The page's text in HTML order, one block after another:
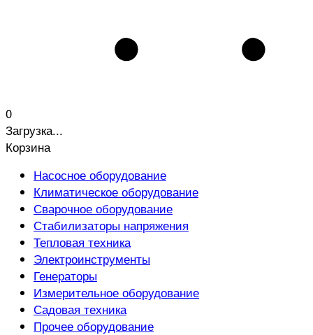
0
Загрузка...
Корзина
Насосное оборудование
Климатическое оборудование
Сварочное оборудование
Стабилизаторы напряжения
Тепловая техника
Электроинструменты
Генераторы
Измерительное оборудование
Садовая техника
Прочее оборудование